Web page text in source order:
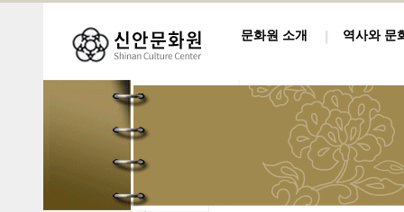
문화원 소개 역사와 문